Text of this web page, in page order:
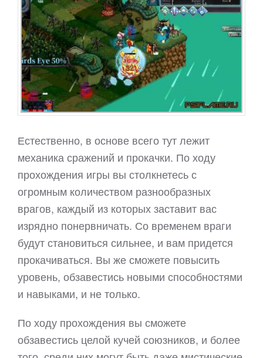
Естественно, в основе всего тут лежит
механика сражений и прокачки. По ходу
прохождения игры вы столкнетесь с
огромным количеством разнообразных
врагов, каждый из которых заставит вас
изрядно понервничать. Со временем враги
будут становиться сильнее, и вам придется
прокачиваться. Вы же сможете повысить
уровень, обзавестись новыми способностями
и навыками, и не только.
По ходу прохождения вы сможете
обзавестись целой кучей союзников, и более